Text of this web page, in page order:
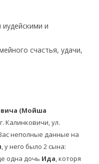
и
счастья, удачи,
(Мойша
Калинковичи, ул.
неполные данные на
, у него было 2 сына:
одна дочь Ида, которя